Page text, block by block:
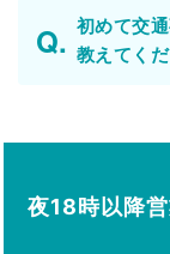
初めて交
教えてくだ
夜18時以降